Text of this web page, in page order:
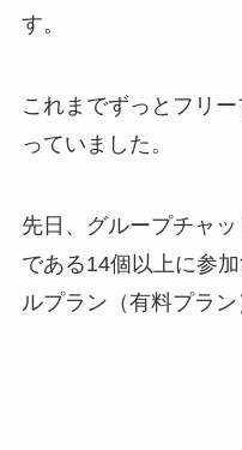
す。
これまでずっとフリ
っていました。
先日、グループチャ
である14個以上に参
ルプラン（有料プラン